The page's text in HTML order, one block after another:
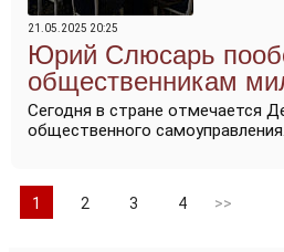
21.05.2025 20:25
Юрий Слюсарь
общественникам
Сегодня в стране отмечается
общественного самоуправления.
1 2 3 4 >>